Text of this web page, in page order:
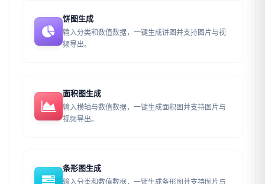
饼图生成
输入分类和数值数据，一键生成饼图并支持图片与视
频导出。
面积图生成
输入横轴与数值数据，一键生成面积图并支持图片与
视频导出。
条形图生成
输入分类和数值数据，一键生成条形图并支持图片与